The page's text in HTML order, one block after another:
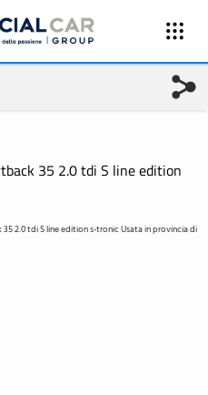
35 2.0 tdi S line edition